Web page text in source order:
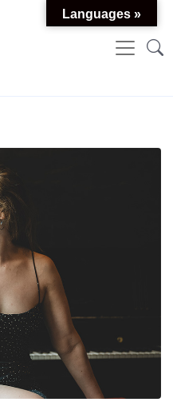
Languages »